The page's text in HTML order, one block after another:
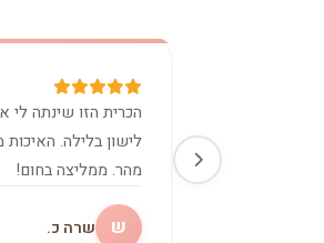
הכרית הזו שינתה לי
לישון בלילה.
מהר. ממליצה בחום!
ש שרה כ.